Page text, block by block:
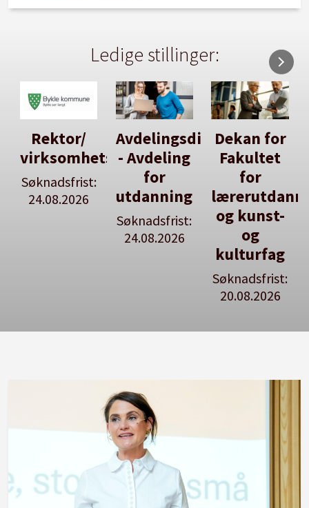
Ledige stillinger:
Avdelingsdirektør
- Avdeling
for
utdanning
Dekan for
Fakultet
for
lærerutdanning
og kunst-
og
Her kan
du utlyse
en ledig
stilling
Se våre
stillingspakker